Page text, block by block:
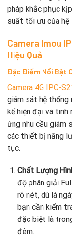
pháp khắc phục
suất tối ưu của hệ
Camera Imou
Hiệu Quả
Đặc Điểm Nổi Bật
Camera 4G IPC-
giám sát hệ
kế hiện đại và tính
ứng nhu cầu giám
các thiết bị năng
tục.
Chất Lượng
độ phân giải
rõ nét, dù là
bạn cần kiểm
đặc biệt là
đêm.